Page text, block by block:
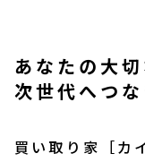
あなたの大
次世代へつ
買い取り家［カ